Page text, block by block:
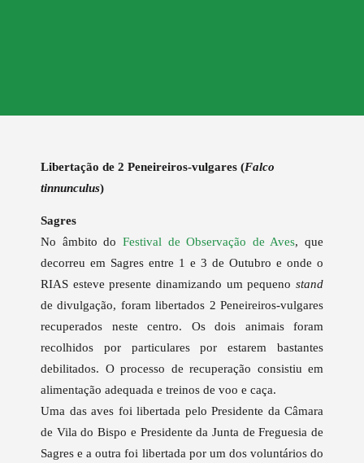
Libertação de 2 Peneireiros-vulgares (Falco
tinnunculus)
Sagres
No âmbito do Festival de Observação de Aves, que
decorreu em Sagres entre 1 e 3 de Outubro e onde o
RIAS esteve presente dinamizando um pequeno stand
de divulgação, foram libertados 2 Peneireiros-vulgares
recuperados neste centro. Os dois animais foram
recolhidos por particulares por estarem bastantes
debilitados. O processo de recuperação consistiu em
alimentação adequada e treinos de voo e caça.
Uma das aves foi libertada pelo Presidente da Câmara
de Vila do Bispo e Presidente da Junta de Freguesia de
Sagres e a outra foi libertada por um dos voluntários do